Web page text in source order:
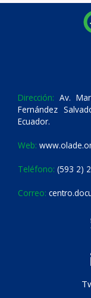
Dirección: Av.
Fernández
Ecuador.
Web:
Teléfono: (593 2)
Correo: